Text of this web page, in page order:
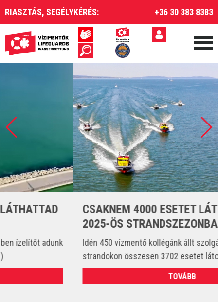
RIASZTÁS, SEGÉLYKÉRÉS: +36 30 383 8383
CSAKNEM 4000 ESETET LÁTTUNK EL A
2025-ÖS STRANDSZEZONBAN
Idén 450 vízmentő kollégánk állt szolgálatba és csak a
strandokon összesen 3702 esetet látott el. (VIDEÓ)